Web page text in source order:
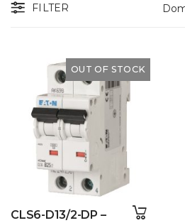
FILTER
OUT OF STOCK
CLS6-D13/2-DP –